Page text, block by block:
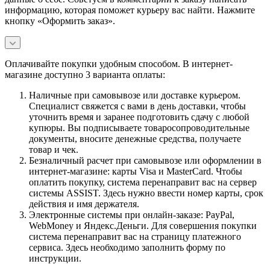
информацию, которая поможет курьеру вас найти. Нажмите
кнопку «Оформить заказ».
Оплачивайте покупки удобным способом. В интернет-
магазине доступно 3 варианта оплаты:
Наличные при самовывозе или доставке курьером.
Специалист свяжется с вами в день доставки, чтобы
уточнить время и заранее подготовить сдачу с любой
купюры. Вы подписываете товаросопроводительные
документы, вносите денежные средства, получаете
товар и чек.
Безналичный расчет при самовывозе или оформлении в
интернет-магазине: карты Visa и MasterCard. Чтобы
оплатить покупку, система перенаправит вас на сервер
системы ASSIST. Здесь нужно ввести номер карты, срок
действия и имя держателя.
Электронные системы при онлайн-заказе: PayPal,
WebMoney и Яндекс.Деньги. Для совершения покупки
система перенаправит вас на страницу платежного
сервиса. Здесь необходимо заполнить форму по
инструкции.